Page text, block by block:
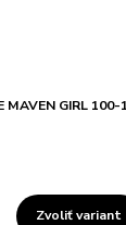
MAVEN GIRL
Zvoliť variant